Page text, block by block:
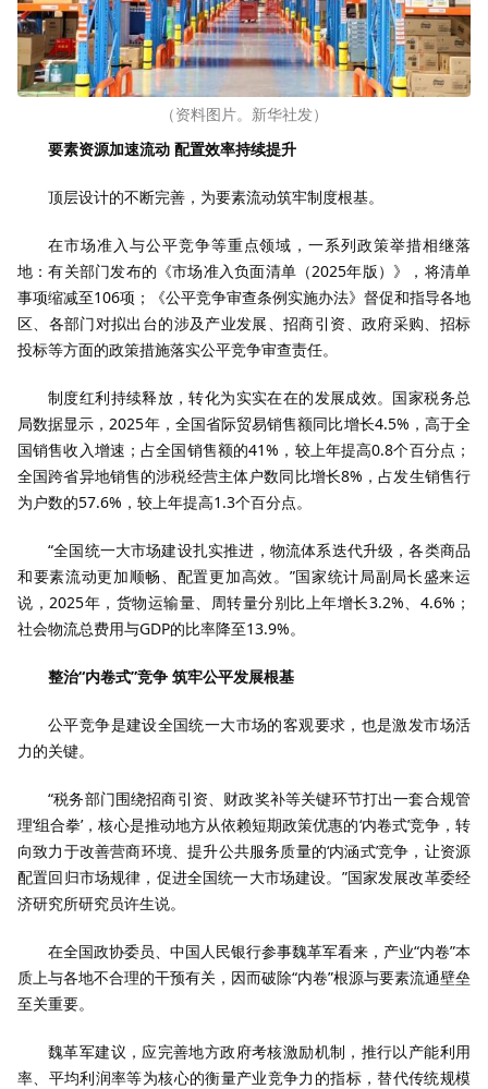
（资料图片。新华社发）
要素资源加速流动 配置效率持续提升
顶层设计的不断完善，为要素流动筑牢制度根基。
在市场准入与公平竞争等重点领域，一系列政策举措相继落
地：有关部门发布的《市场准入负面清单（2025年版）》，将清单
事项缩减至106项；《公平竞争审查条例实施办法》督促和指导各地
区、各部门对拟出台的涉及产业发展、招商引资、政府采购、招标
投标等方面的政策措施落实公平竞争审查责任。
制度红利持续释放，转化为实实在在的发展成效。国家税务总
局数据显示，2025年，全国省际贸易销售额同比增长4.5%，高于全
国销售收入增速；占全国销售额的41%，较上年提高0.8个百分点；
全国跨省异地销售的涉税经营主体户数同比增长8%，占发生销售行
为户数的57.6%，较上年提高1.3个百分点。
“全国统一大市场建设扎实推进，物流体系迭代升级，各类商品
和要素流动更加顺畅、配置更加高效。”国家统计局副局长盛来运
说，2025年，货物运输量、周转量分别比上年增长3.2%、4.6%；
社会物流总费用与GDP的比率降至13.9%。
整治“内卷式”竞争 筑牢公平发展根基
公平竞争是建设全国统一大市场的客观要求，也是激发市场活
力的关键。
“税务部门围绕招商引资、财政奖补等关键环节打出一套合规管
理‘组合拳’，核心是推动地方从依赖短期政策优惠的‘内卷式’竞争，转
向致力于改善营商环境、提升公共服务质量的‘内涵式’竞争，让资源
配置回归市场规律，促进全国统一大市场建设。”国家发展改革委经
济研究所研究员许生说。
在全国政协委员、中国人民银行参事魏革军看来，产业“内卷”本
质上与各地不合理的干预有关，因而破除“内卷”根源与要素流通壁垒
至关重要。
魏革军建议，应完善地方政府考核激励机制，推行以产能利用
率、平均利润率等为核心的衡量产业竞争力的指标，替代传统规模